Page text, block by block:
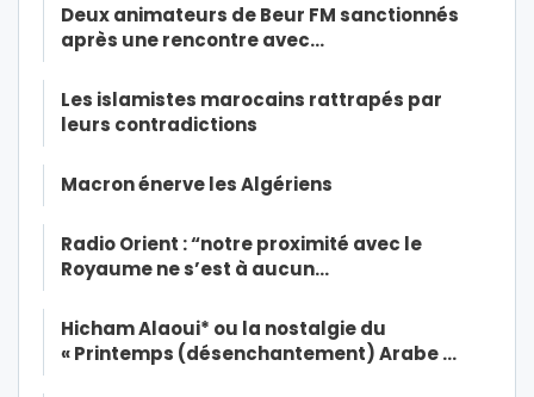
Deux animateurs de Beur FM sanctionnés
après une rencontre avec…
Les islamistes marocains rattrapés par
leurs contradictions
Macron énerve les Algériens
Radio Orient : “notre proximité avec le
Royaume ne s’est à aucun…
Hicham Alaoui* ou la nostalgie du
« Printemps (désenchantement) Arabe …